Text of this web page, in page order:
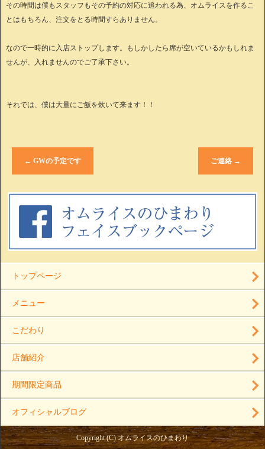
その時間は僕もスタッフもその予約の対応に追われる為、オムライスを作るこ
とはもちろん、注文をとる時間すらありません。
なので一時的に入店ストップします。もしかしたら席が空いているかもしれま
せんが、入れませんのでご了承下さい。
それでは、僕は大量にご飯を炊いて来ます！！
← GWの予定です ご連絡 →
トップページ
メニュー
こだわり
店舗紹介
期間限定商品
オフィシャルブログ
Copyright (C) オムライスのひまわり